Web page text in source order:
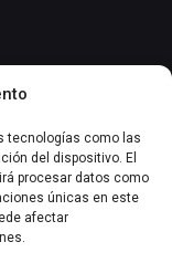
tecnologías como las
del dispositivo. El
procesar datos como
únicas en este
afectar